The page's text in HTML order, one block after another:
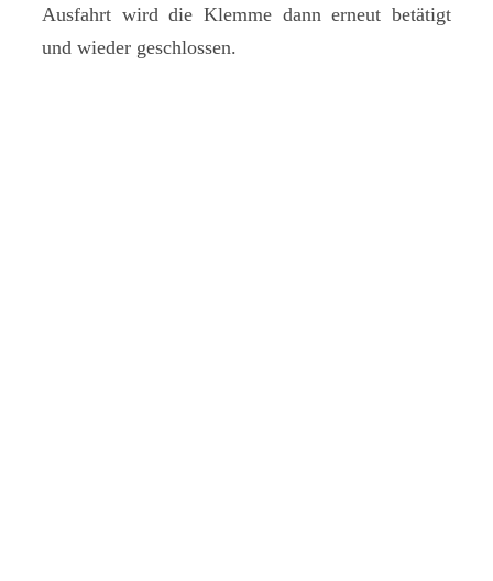
Ausfahrt wird die Klemme dann erneut betätigt
und wieder geschlossen.